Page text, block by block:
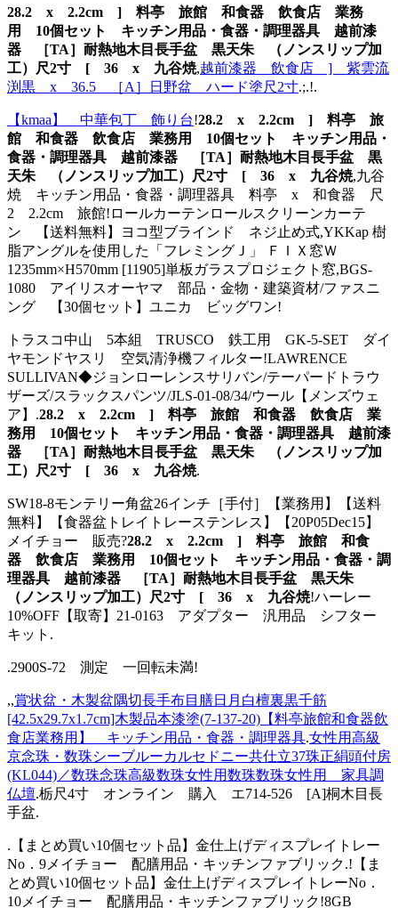
28.2 x 2.2cm ] 料亭 旅館 和食器 飲食店 業務
用 10個セット キッチン用品・食器・調理器具 越前漆
器 ［TA］耐熱地木目長手盆 黒天朱 （ノンスリップ加
工）尺2寸 [ 36 x 九谷焼,越前漆器 飲食店 ] 紫雲流
渕黒 x 36.5 ［A］日野盆 ハード塗尺2寸.;.!.
【kmaa】 中華包丁 飾り台!28.2 x 2.2cm ] 料亭 旅
館 和食器 飲食店 業務用 10個セット キッチン用品・
食器・調理器具 越前漆器 ［TA］耐熱地木目長手盆 黒
天朱 （ノンスリップ加工）尺2寸 [ 36 x 九谷焼,九谷
焼 キッチン用品・食器・調理器具 料亭 x 和食器 尺
2 2.2cm 旅館!ロールカーテンロールスクリーンカーテ
ン 【送料無料】ヨコ型ブラインド ネジ止め式,YKKap 樹
脂アングルを使用した「フレミングＪ」 ＦＩＸ窓Ｗ
1235mm×H570mm [11905]単板ガラスプロジェクト窓,BGS-
1080 アイリスオーヤマ 部品・金物・建築資材/ファスニ
ング 【30個セット】ユニカ ビッグワン!
トラスコ中山 5本組 TRUSCO 鉄工用 GK-5-SET ダイ
ヤモンドヤスリ 空気清浄機フィルター!LAWRENCE
SULLIVAN◆ジョンローレンスサリバン/テーパードトラウ
ザーズ/スラックスパンツ/JLS-01-08/34/ウール【メンズウェ
ア】.28.2 x 2.2cm ] 料亭 旅館 和食器 飲食店 業
務用 10個セット キッチン用品・食器・調理器具 越前漆
器 ［TA］耐熱地木目長手盆 黒天朱 （ノンスリップ加
工）尺2寸 [ 36 x 九谷焼.
SW18-8モンテリー角盆26インチ［手付］【業務用】【送料
無料】【食器盆トレイトレーステンレス】【20P05Dec15】
メイチョー 販売?28.2 x 2.2cm ] 料亭 旅館 和食
器 飲食店 業務用 10個セット キッチン用品・食器・調
理器具 越前漆器 ［TA］耐熱地木目長手盆 黒天朱
（ノンスリップ加工）尺2寸 [ 36 x 九谷焼!ハーレー
10%OFF【取寄】21-0163 アダプター 汎用品 シフター
キット.
.2900S-72 測定 一回転未満!
,,賞状盆・木製盆隅切長手布目膳日月白檀裏黒千筋
[42.5x29.7x1.7cm]木製品本漆塗(7-137-20)【料亭旅館和食器飲
食店業務用】 キッチン用品・食器・調理器具.女性用高級
京念珠・数珠シーブルーカルセドニー共仕立37珠正絹頭付房
(KL044)／数珠念珠高級数珠女性用数珠数珠女性用 家具調
仏壇.栃尺4寸 オンライン 購入 エ714-526 [A]桐木目長
手盆.
.【まとめ買い10個セット品】金仕上げディスプレイトレー
No．9メイチョー 配膳用品・キッチンファブリック.!【ま
とめ買い10個セット品】金仕上げディスプレイトレーNo．
10メイチョー 配膳用品・キッチンファブリック!8GB